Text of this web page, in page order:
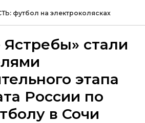
футбол на электроколясках
стали
этапа
России по
в Сочи